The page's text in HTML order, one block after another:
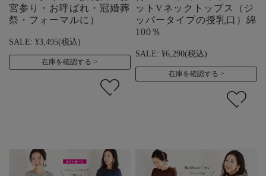
宮参り・お呼ばれ・冠婚葬
祭・フォーマルに）
SALE: ¥3,495(税込)
在庫を確認する
ットVネックトップス（ジ
ッパータイプの授乳口）綿
100％
SALE: ¥6,290(税込)
在庫を確認する